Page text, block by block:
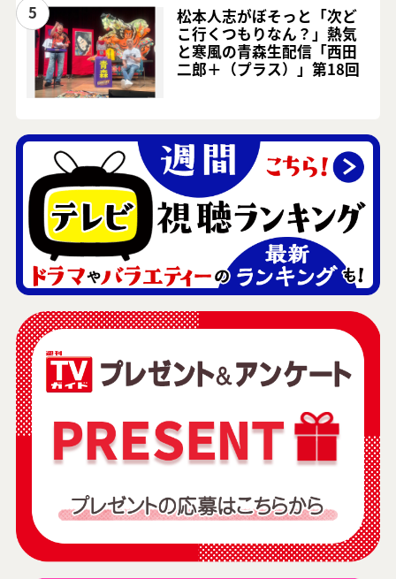
5
松本人志がぼそっと「次ど
こ行くつもりなん？」熱気
と寒風の青森生配信「西田
二郎＋（プラス）」第18回